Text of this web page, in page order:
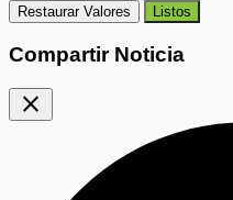
Restaurar Valores Listos
Compartir Noticia
close